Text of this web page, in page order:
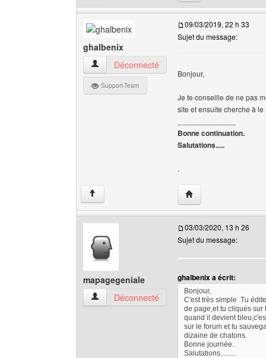
ghalbenix
ghalbenix Voir le profil de l'utilisateur
Déconnecté
Support-Team
09/03/2019, 22 h 33
Sujet du message:
Bonjour,
Je te conseille de ne pas
site et ensuite cherche à
Bonne continuation.
Salutations.....
.
↑ Visiter le site web
mapagegeniale
mapagegeniale Voir le profil de l'utilisateur
Déconnecté
03/03/2020, 13 h 26
Sujet du message:
ghalbenix a écrit:
Bonjour,
C'est très simple .Tu
de page,et tu cliques
quand il devient
sur le forum et tu
dizaine de chatons.
Bonne journée..
Salutations.........